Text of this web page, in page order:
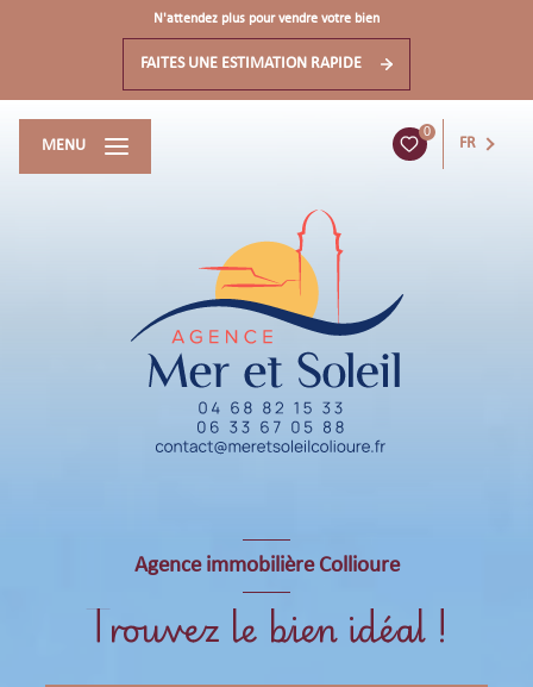
N'attendez plus pour vendre votre bien
FAITES UNE ESTIMATION RAPIDE
0
FR
MENU
Agence immobilière Collioure
Trouvez le bien idéal !